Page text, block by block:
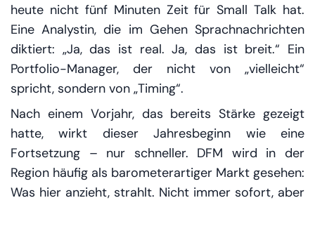
heute nicht fünf Minuten Zeit für Small Talk hat.
Eine Analystin, die im Gehen Sprachnachrichten
diktiert: „Ja, das ist real. Ja, das ist breit.“ Ein
Portfolio-Manager, der nicht von „vielleicht“
spricht, sondern von „Timing“.
Nach einem Vorjahr, das bereits Stärke gezeigt
hatte, wirkt dieser Jahresbeginn wie eine
Fortsetzung – nur schneller. DFM wird in der
Region häufig als barometerartiger Markt gesehen:
Was hier anzieht, strahlt. Nicht immer sofort, aber